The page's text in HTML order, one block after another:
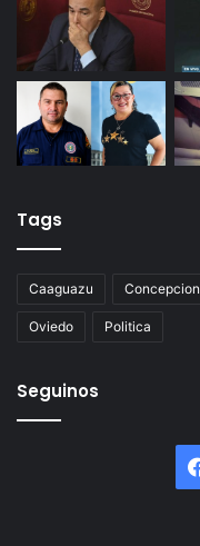
Tags
Caaguazu Concepcion
Oviedo Politica
Seguinos